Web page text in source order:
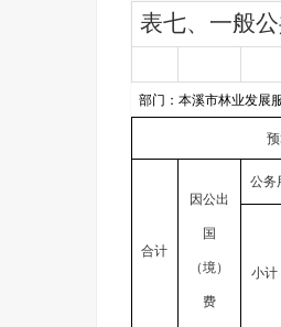
表七、一般
部门：本溪市林业发展
合计
因公出
国
（境）
费
公务
小计